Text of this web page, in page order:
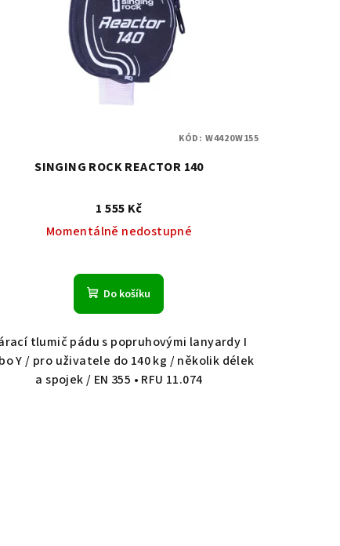
SINGING ROCK REACTOR 140
1 555 Kč
Momentálně nedostupné
Do košíku
tlumič pádu s popruhovými lanyardy I
Y / pro uživatele do 140 kg / několik délek
a spojek / EN 355 • RFU 11.074
KÓD: W4420W155